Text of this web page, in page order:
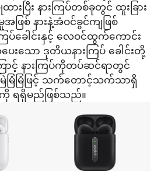
ပြီး နားကြပ်တစ်ခုတွင် ထူးခြား
အဖြစ် နားနဲ့အံဝင်ခွင်ကျဖြစ်
ြပ်ခေါင်းနှင့် လေဝင်ထွက်ကောင်း
းသော ဒုတိယနားကြပ် ခေါင်းတို့
ာင့် နားကြပ်ကိုတပ်ဆင်ရာတွင်
မြံမြံဖြင့် သက်တောင့်သက်သာရှိ
ရရှိမည်ဖြစ်သည်။